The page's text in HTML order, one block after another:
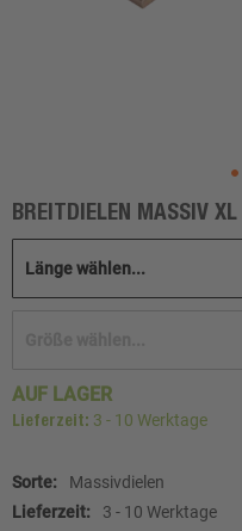
Zum
Anfang
der
BREITDIELEN MASSIV
AUF LAGER
Lieferzeit: 3 - 10 Werktage
Weitere
Informationen
Massivdielen
3 - 10 Werktage